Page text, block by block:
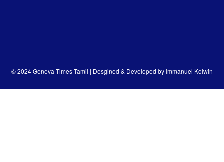
© 2024 Geneva Times Tamil | Desgined & Developed by Immanuel Kolwin